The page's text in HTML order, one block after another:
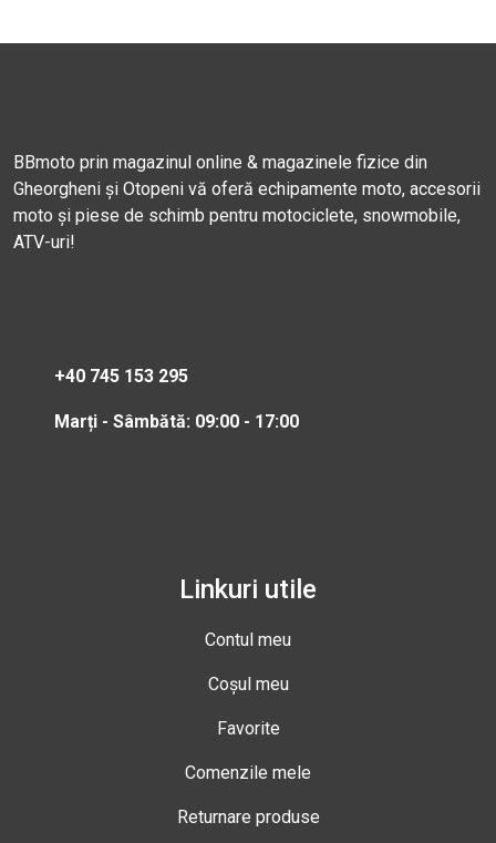
BBmoto prin magazinul online & magazinele fizice din
Gheorgheni și Otopeni vă oferă echipamente moto, accesorii
moto și piese de schimb pentru motociclete, snowmobile,
ATV-uri!
+40 745 153 295
Marți - Sâmbătă: 09:00 - 17:00
Linkuri utile
Contul meu
Coșul meu
Favorite
Comenzile mele
Returnare produse